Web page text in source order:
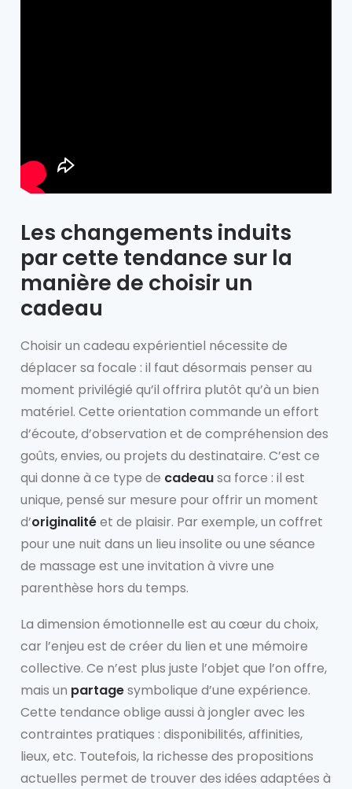
Les changements induits
par cette tendance sur la
manière de choisir un
cadeau
Choisir un cadeau expérientiel nécessite de
déplacer sa focale : il faut désormais penser au
moment privilégié qu’il offrira plutôt qu’à un bien
matériel. Cette orientation commande un effort
d’écoute, d’observation et de compréhension des
goûts, envies, ou projets du destinataire. C’est ce
qui donne à ce type de cadeausa force : il est
unique, pensé sur mesure pour offrir un moment
d’originalitéet de plaisir. Par exemple, un coffret
pour une nuit dans un lieu insolite ou une séance
de massage est une invitation à vivre une
parenthèse hors du temps.
La dimension émotionnelle est au cœur du choix,
car l’enjeu est de créer du lien et une mémoire
collective. Ce n’est plus juste l’objet que l’on offre,
mais un partagesymbolique d’une expérience.
Cette tendance oblige aussi à jongler avec les
contraintes pratiques : disponibilités, affinities,
lieux, etc. Toutefois, la richesse des propositions
actuelles permet de trouver des idées adaptées à